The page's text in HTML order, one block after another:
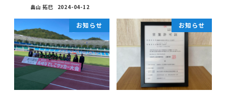
畠山 拓巳 2024-04-12
お知らせ お知らせ